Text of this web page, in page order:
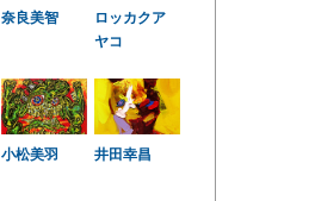
奈良美智
ロッカクア
ヤコ
小松美羽 井田幸昌